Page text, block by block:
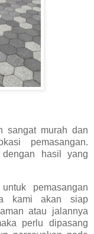
sangat murah dan
pemasangan.
hasil yang
pemasangan
kami akan siap
atau jalannya
perlu dipasang